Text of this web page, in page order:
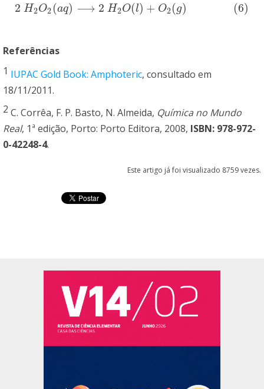
2 H2O2 (aq) ⟶ 2 H2O(l) + O2(g) (6)
2 H2O2(aq)⟶2H2 O (l)+O2(g) 6)
Referências
1 IUPAC Gold Book: Amphoteric, consultado em
18/11/2011.
2 C. Corrêa, F. P. Basto, N. Almeida, Química no Mundo
Real, 1ª edição, Porto: Porto Editora, 2008, ISBN: 978-972-
0-42248-4.
Este artigo já foi visualizado 8759 vezes.